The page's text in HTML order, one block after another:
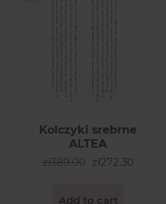
Kolczyki srebrne
ALTEA
zł389.00 zł272.30
Add to cart